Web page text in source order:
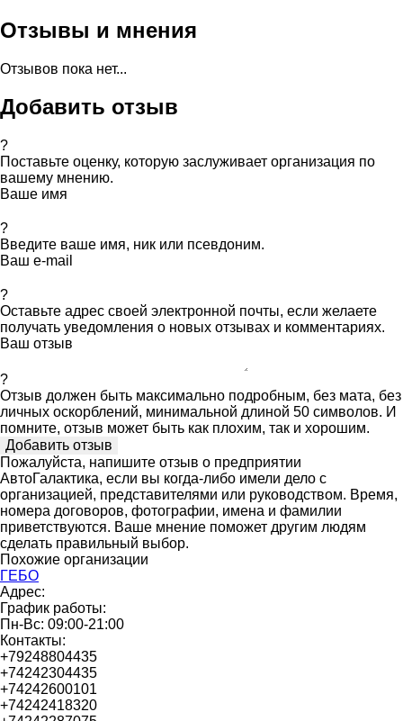
Отзывы и мнения
Отзывов пока нет...
Добавить отзыв
?
Поставьте оценку, которую заслуживает организация по
вашему мнению.
Ваше имя
?
Введите ваше имя, ник или псевдоним.
Ваш e-mail
?
Оставьте адрес своей электронной почты, если желаете
получать уведомления о новых отзывах и комментариях.
Ваш отзыв
?
Отзыв должен быть максимально подробным, без мата, без
личных оскорблений, минимальной длиной 50 символов. И
помните, отзыв может быть как плохим, так и хорошим.
Пожалуйста, напишите отзыв о предприятии
АвтоГалактика, если вы когда-либо имели дело с
организацией, представителями или руководством. Время,
номера договоров, фотографии, имена и фамилии
приветствуются. Ваше мнение поможет другим людям
сделать правильный выбор.
Похожие организации
ГЕБО
Адрес:
График работы:
Пн-Вс: 09:00-21:00
Контакты:
+79248804435
+74242304435
+74242600101
+74242418320